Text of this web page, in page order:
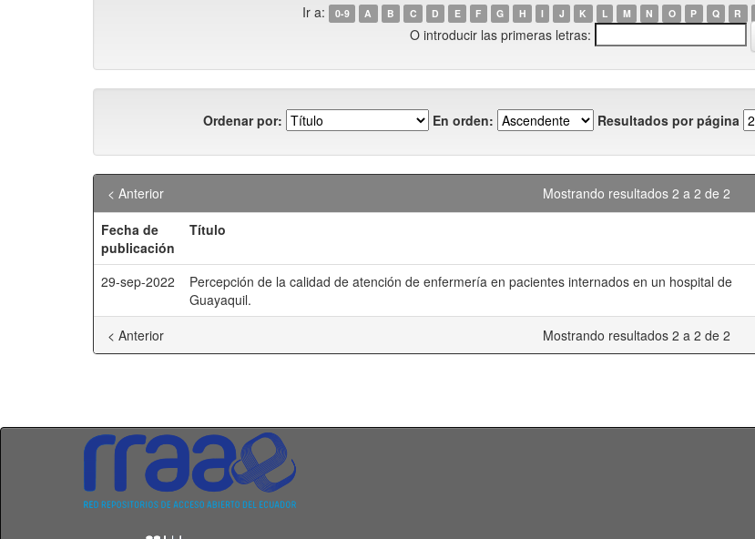
Ir a: 0-9 A B C D E F G H I J K L M N O P Q R
O introducir las primeras letras:
Ordenar por: En orden: Resultados por página
Mostrando resultados 2 a 2 de 2
< Anterior
Fecha de
publicación
Título
29-sep-2022
Percepción de la calidad de atención de enfermería en pacientes internados en un hospital de
Guayaquil.
Mostrando resultados 2 a 2 de 2
< Anterior